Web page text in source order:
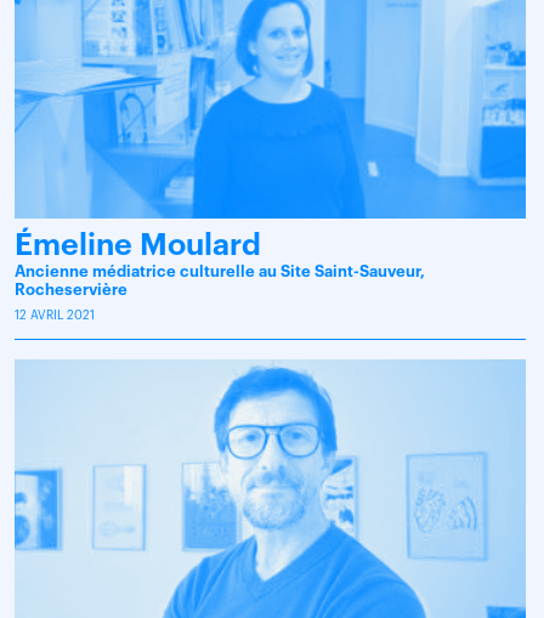
Émeline Moulard
Ancienne médiatrice culturelle au Site Saint-Sauveur,
Rocheservière
12 AVRIL 2021